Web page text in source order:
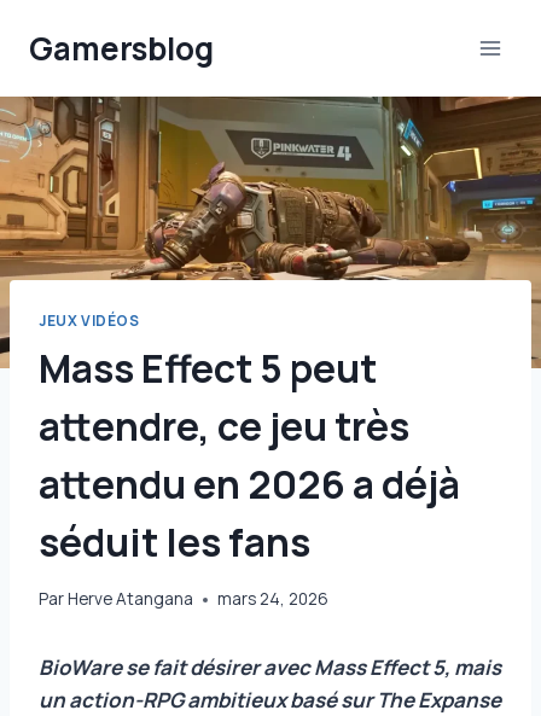
Gamersblog
JEUX VIDÉOS
Mass Effect 5 peut
attendre, ce jeu très
attendu en 2026 a déjà
séduit les fans
ParHerve Atangana mars 24, 2026
BioWare se fait désirer avec Mass Effect 5, mais
un action-RPG ambitieux basé sur The Expanse